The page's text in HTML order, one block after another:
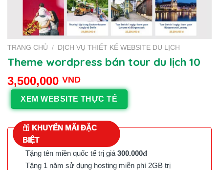
TRANG CHỦ / DỊCH VỤ THIẾT KẾ WEBSITE DU LỊCH
Theme wordpress bán tour du lịch 10
3,500,000 VND
XEM WEBSITE THỰC TẾ
KHUYẾN MÃI ĐẶC
BIỆT
Tặng tên miền quốc tế trị giá 300.000đ
Tặng 1 năm sử dụng hosting miễn phí 2GB trị